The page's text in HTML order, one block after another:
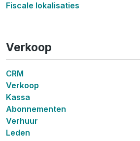
Fiscale lokalisaties
Verkoop
CRM
Verkoop
Kassa
Abonnementen
Verhuur
Leden